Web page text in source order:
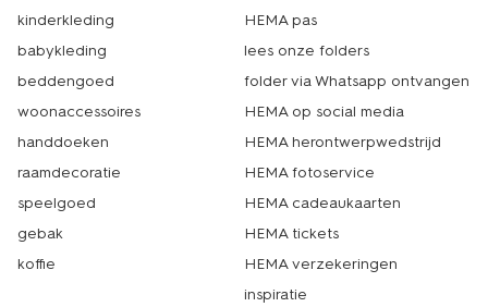
kinderkleding
babykleding
beddengoed
woonaccessoires
handdoeken
raamdecoratie
speelgoed
gebak
koffie
HEMA pas
lees onze folders
folder via Whatsapp ontvangen
HEMA op social media
HEMA herontwerpwedstrijd
HEMA fotoservice
HEMA cadeaukaarten
HEMA tickets
HEMA verzekeringen
inspiratie